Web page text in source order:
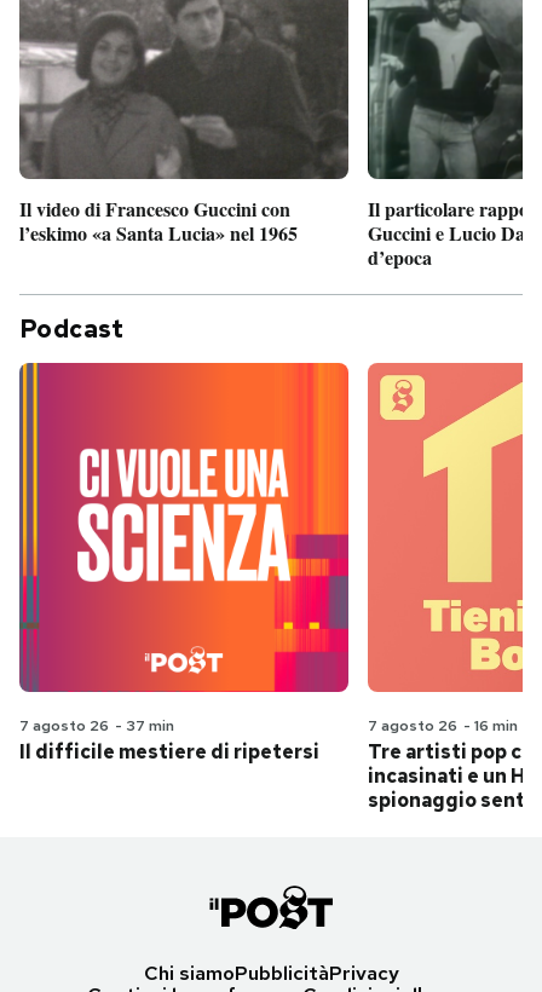
Il video di Francesco Guccini con
l’eskimo «a Santa Lucia» nel 1965
Il particolare
Guccini e Lucio
d’epoca
Podcast
7 agosto 26 - 37 min
Il difficile mestiere di ripetersi
7 agosto 26 - 16 min
Tre artisti pop
incasinati e un
spionaggio
Chi siamoPubblicitàPrivacy